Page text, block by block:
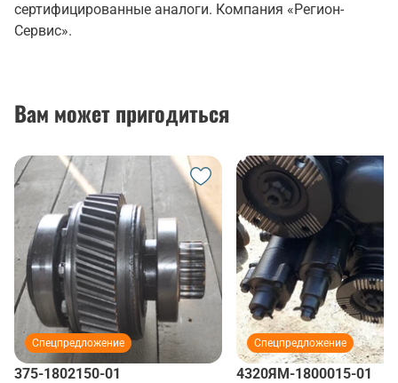
сертифицированные аналоги. Компания «Регион-
Сервис».
Вам может пригодиться
Спецпредложение
375-1802150-01
Спецпредложение
4320ЯМ-1800015-01